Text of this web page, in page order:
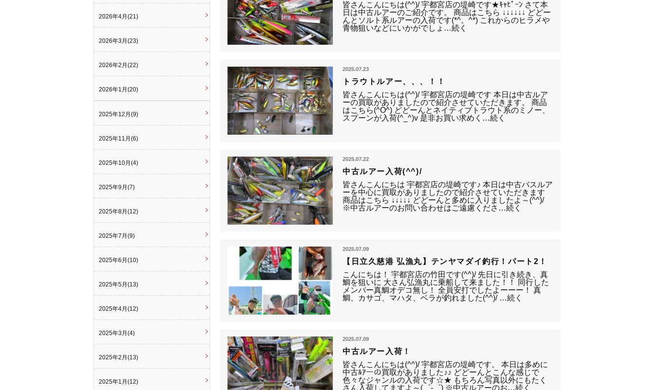
皆さんこんにちは(^^)/ 宇都宮店の堤崎です★ｷｬﾋﾟｰﾝ さて本
日は中古ルアーのご紹介です。 商品はこちら ↓↓↓↓↓↓ どどー
んとソルト系ルアーの入荷です(*^。^*) これからのヒラメや
青物狙いなどにいかがでしょ…続く
2025.07.23
トラウトルアー、、、！！
皆さんこんにちは(^^)/ 宇都宮店の堤崎です 本日は中古ルア
ーの買取がありましたので紹介させていただきます。 商品
はこちら(^O^) どどーんとネイティブトラウト系のミノー、
スプーンが入荷(^_^)v 是非お買い求めく…続く
2025.07.22
中古ルアー入荷(^^)/
皆さんこんにちは 宇都宮店の堤崎です♪ 本日は中古バスルア
ーを中心に買取がありましたので紹介させていただきます
商品はこちら ↓↓↓↓↓ どどーんと多めに入りましたよ～(^^)/
※中古ルアーのお問い合わせはご遠慮くださ…続く
2025.07.09
【日立久慈港 弘漁丸】テンヤマダイ釣行！パート2！
こんにちは！ 宇都宮店の竹田です(^^)/ 先日に引き続き、真
鯛を狙いに 大さん弘漁丸に乗船して来ました！！ 同行した
メンバー真鯛オデコ無し！ 全員安打でしたよーーー！ 真
鯛、カサゴ、マハタ、ベラが釣れました(^^)/ …続く
2025.07.09
中古ルアー入荷！
皆さんこんにちは(^^)/ 宇都宮店の堤崎です。 本日は多めに
中古ﾙｱーの買取がありました♪♪ どどーんとこんな感じで
色々なジャンルの入荷です☆★ もちろん写真以外にもたく
さん入荷してますよ～(゜-゜) ※中古ルアーのお…続く
2026年4月(21)
2026年3月(23)
2026年2月(22)
2026年1月(20)
2025年12月(9)
2025年11月(6)
2025年10月(4)
2025年9月(7)
2025年8月(12)
2025年7月(9)
2025年6月(10)
2025年5月(13)
2025年4月(12)
2025年3月(4)
2025年2月(13)
2025年1月(12)